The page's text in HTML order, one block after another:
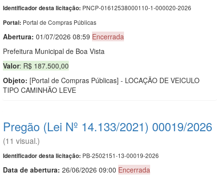
Identificador desta licitação: PNCP-01612538000110-1-000020-2026
Portal: Portal de Compras Públicas
Abertura: 01/07/2026 08:59 Encerrada
Prefeitura Municipal de Boa Vista
Valor: R$ 187.500,00
Objeto: [Portal de Compras Públicas] - LOCAÇÃO DE VEICULO
TIPO CAMINHÃO LEVE
Pregão (Lei Nº 14.133/2021) 00019/2026
(11 visual.)
Identificador desta licitação: PB-2502151-13-00019-2026
Data de abertura: 26/06/2026 09:00 Encerrada